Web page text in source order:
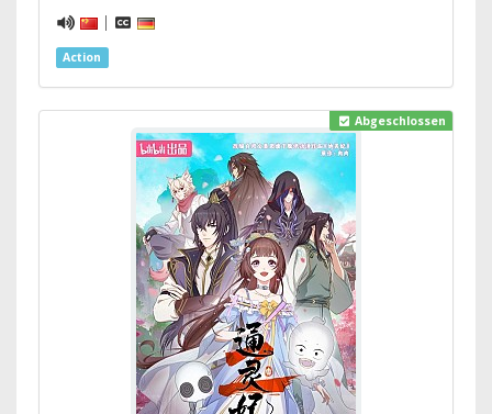
|
Action
Abgeschlossen